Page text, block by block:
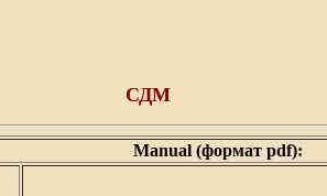
СДМ
Manual (формат pdf):